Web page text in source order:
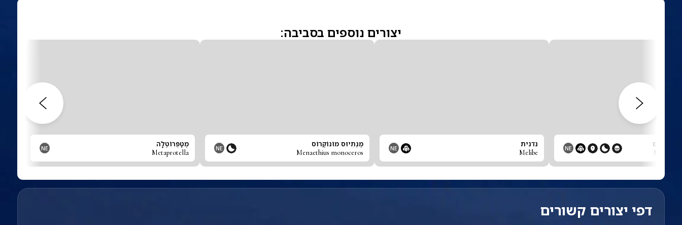
יצורים נוספים בסביבה:
NE נדנית
Melibe
NE מֶנֵתִיוּס מוֹנוֹקֶרוֹס
Menaethius monoceros
NE מֶטַפְּרוֹטֶלָה
Metaprotella
NE
דפי יצורים קשורים